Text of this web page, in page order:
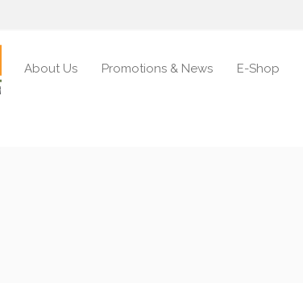
About Us Promotions & News E-Shop